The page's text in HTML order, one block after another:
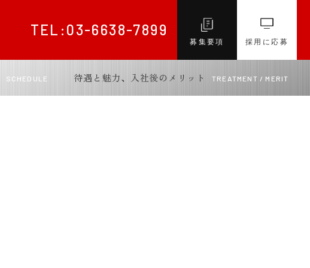
tel:03-6638-7899
募集要項 採用に応募
TEL:03-6638-7899
募集要項 採用に応募
SCHEDULE 待遇と魅力、入社後のメリット TREATMENT / MERIT